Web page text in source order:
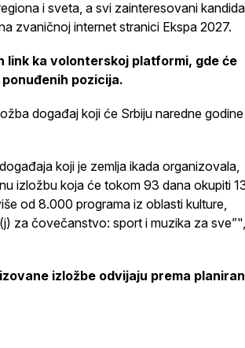
i sveta, a svi zainteresovani
zvaničnoj internet stranici Ekspa 2027.
link ka volonterskoj platformi, gde će
pozicija.
događaj koji će Srbiju naredne godine
koji je zemlja ikada organizovala,
izložbu koja će tokom 93 dana okupiti
od 8.000 programa iz oblasti kulture,
za čovečanstvo: sport i muzika za sve”",
izložbe odvijaju prema